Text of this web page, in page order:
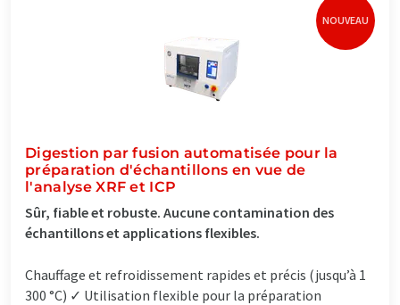
NOUVEAU
Digestion par fusion automatisée pour la
préparation d'échantillons en vue de
l'analyse XRF et ICP
Sûr, fiable et robuste. Aucune contamination des
échantillons et applications flexibles.
Chauffage et refroidissement rapides et précis (jusqu’à 1
300 °C) ✓ Utilisation flexible pour la préparation